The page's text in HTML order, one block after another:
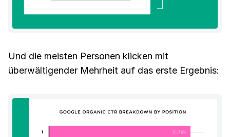
Und die meisten Personen klicken mit
überwältigender Mehrheit auf das erste Ergebnis: